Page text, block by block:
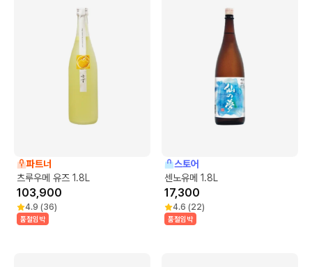
파트너
츠루우메 유즈 1.8L
103,900
4.9 (36)
품절임박
스토어
센노유메 1.8L
17,300
4.6 (22)
품절임박